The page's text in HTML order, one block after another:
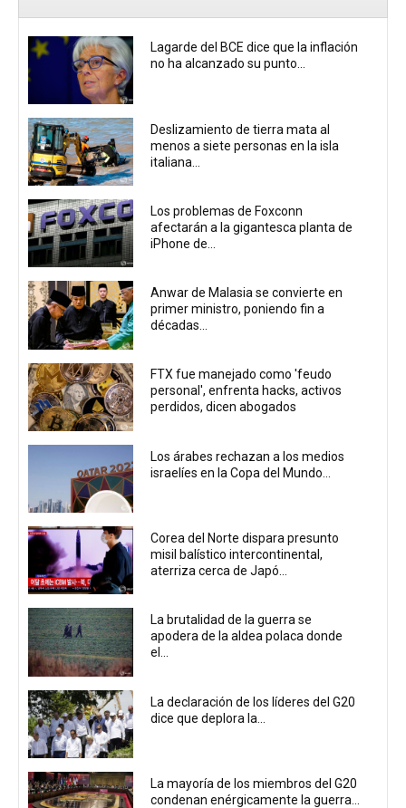
Lagarde del BCE dice que la inflación
no ha alcanzado su punto...
Deslizamiento de tierra mata al
menos a siete personas en la isla
italiana...
Los problemas de Foxconn
afectarán a la gigantesca planta de
iPhone de...
Anwar de Malasia se convierte en
primer ministro, poniendo fin a
décadas...
FTX fue manejado como 'feudo
personal', enfrenta hacks, activos
perdidos, dicen abogados
Los árabes rechazan a los medios
israelíes en la Copa del Mundo...
Corea del Norte dispara presunto
misil balístico intercontinental,
aterriza cerca de Japó...
La brutalidad de la guerra se
apodera de la aldea polaca donde
el...
La declaración de los líderes del G20
dice que deplora la...
La mayoría de los miembros del G20
condenan enérgicamente la guerra...